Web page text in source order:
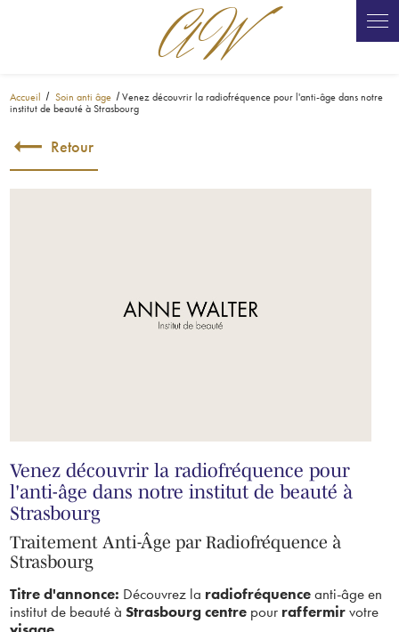
AW
Accueil Soin anti âge
Venez découvrir la radiofréquence pour l'anti-âge dans notre
institut de beauté à Strasbourg
Retour
Venez découvrir la radiofréquence pour
l'anti-âge dans notre institut de beauté à
Strasbourg
Traitement Anti-Âge par Radiofréquence à
Strasbourg
Titre d'annonce: Découvrez la radiofréquence anti-âge en
institut de beauté àStrasbourg centre pour raffermir votre
Panneau de gestion des cookies